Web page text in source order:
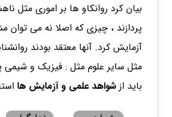
بیان کرد روانکاو ها بر اموری مثل
پردازند ، چیزی که اصلا نه می توان
آزمایش کرد. آنها معتقد بودند
مثل سایر علوم مثل : فیزیک و شیمی
باید ازشواهد علمی و آزمایش ها